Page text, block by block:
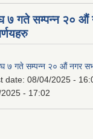
७ गते सम्पन्न २० औं
७ गते सम्पन्न २० औं नगर
date: 08/04/2025 -
- 17:02